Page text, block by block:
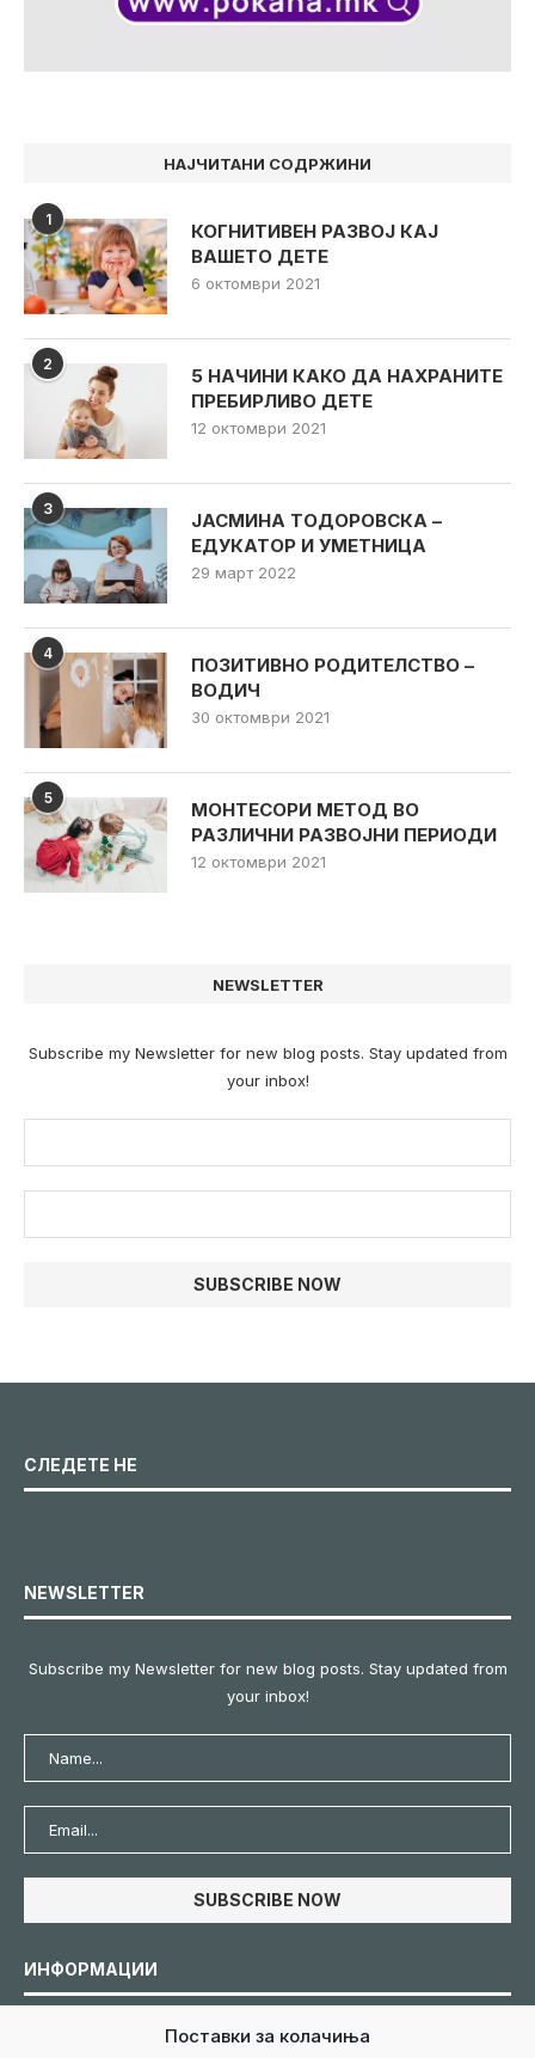
Поставки за колачиња
НАЈЧИТАНИ СОДРЖИНИ
1
КОГНИТИВЕН РАЗВОЈ КАЈ
ВАШЕТО ДЕТЕ
6 октомври 2021
2
5 НАЧИНИ КАКО ДА НАХРАНИТЕ
ПРЕБИРЛИВО ДЕТЕ
12 октомври 2021
3
ЈАСМИНА ТОДОРОВСКА –
ЕДУКАТОР И УМЕТНИЦА
29 март 2022
4
ПОЗИТИВНО РОДИТЕЛСТВО –
ВОДИЧ
30 октомври 2021
5
МОНТЕСОРИ МЕТОД ВО
РАЗЛИЧНИ РАЗВОЈНИ ПЕРИОДИ
12 октомври 2021
NEWSLETTER
Subscribe my Newsletter for new blog posts. Stay updated from
your inbox!
СЛЕДЕТЕ НЕ
NEWSLETTER
Subscribe my Newsletter for new blog posts. Stay updated from
your inbox!
ИНФОРМАЦИИ